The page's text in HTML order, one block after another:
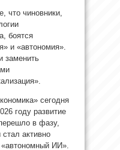
что чиновники,
боятся
и «автономия».
заменить
сегодня
году развитие
в фазу,
активно
ИИ».